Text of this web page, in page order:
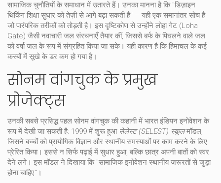
सामाजिक चुनौतियों के समाधान में उतारते हैं। उनका मानना है कि "डिज़ाइन
थिंकिंग शिक्षा सुधार को तेज़ी से आगे बढ़ा सकती है" – यही एकसमानांतर सोचहै
जो पारंपरिक तरीकों को तोड़ती है। इस दृष्टिकोण से उन्होंने लोहा गेट (Loha
Gate) जैसी नवाचारी जल संरचनाएँ तैयार कीं, जिससे बर्फ के पिघलने वाले जल
को वर्षा जल के रूप में संग्रहित किया जा सके। यही कारण है कि हिमाचल के कई
कस्बों में सूखे के डर कम हो गया है।
सोनम वांगचुक के प्रमुख
प्रोजेक्ट्स
उनकी सबसे प्रसिद्ध पहल सोनम वांगचुककी कहानी में भारत इंडियन इनोवेशन के
रूप में देखी जा सकती है: 1999 में शुरू हुआ सेलेस्ट (SELEST) स्कूलमॉडल,
जिसने बच्चों को प्रायोगिक विज्ञान और स्थानीय समस्याओं पर काम करने के लिए
प्रेरित किया। इससे न सिर्फ पढ़ाई में सुधार हुआ, बल्कि छात्र अपनी बातों को स्वर
देने लगे। इस मॉडल ने दिखाया कि "सामाजिक इनोवेशन स्थानीय जरूरतों से जुड़ा
होना चाहिए"।